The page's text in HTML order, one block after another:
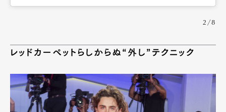
2/8
レッドカーペットらしからぬ“外し”テクニック